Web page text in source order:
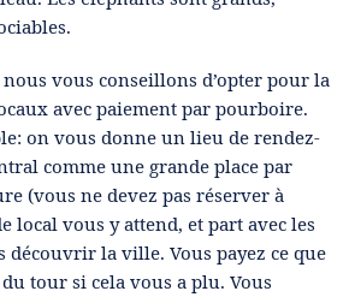
vous conseillons d’opter pour la
avec paiement par pourboire.
on vous donne un lieu de rendez-
comme une grande place par
(vous ne devez pas réserver à
local vous y attend, et part avec les
découvrir la ville. Vous payez ce que
tour si cela vous a plu. Vous